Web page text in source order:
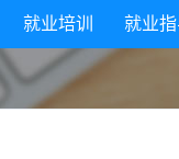
就业培训 就业